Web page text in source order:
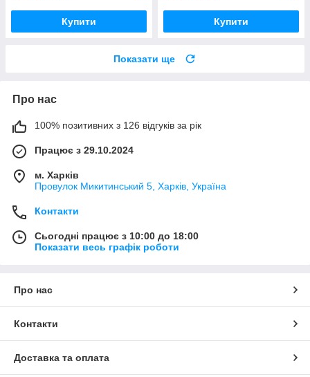
Купити Купити
Показати ще
Про нас
100% позитивних з 126 відгуків за рік
Працює з 29.10.2024
м. Харків
Провулок Микитинський 5, Харків, Україна
Контакти
Сьогодні працює з 10:00 до 18:00
Показати весь графік роботи
Про нас
Контакти
Доставка та оплата